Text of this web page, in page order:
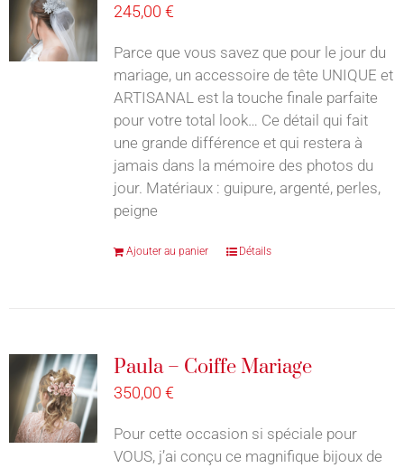
245,00 €
Parce que vous savez que pour le jour du
mariage, un accessoire de tête UNIQUE et
ARTISANAL est la touche finale parfaite
pour votre total look… Ce détail qui fait
une grande différence et qui restera à
jamais dans la mémoire des photos du
jour. Matériaux : guipure, argenté, perles,
peigne
Ajouter au panier Détails
Paula – Coiffe Mariage
350,00 €
Pour cette occasion si spéciale pour
VOUS, j’ai conçu ce magnifique bijoux de